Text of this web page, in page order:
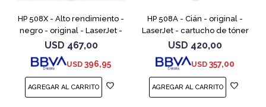
HP 508X - Alto rendimiento -
negro - original - LaserJet -
cartucho de tóner (CF360X) -
para Color LaserJet
Enterprise MFP M577;
USD 467,00
USD 396,95
HP 508A - Cián - original -
LaserJet - cartucho de tóner
(CF361A) - para Color
LaserJet Enterprise MFP M577;
LaserJet Enterprise
USD 420,00
USD 357,00